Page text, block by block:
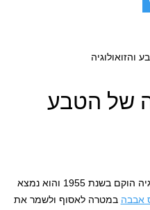
והזואולוגיה
של הטבע
מוזיאון ההיסטוריה של הטבע והזואולוגיה הוקם בשנת 1955 והוא נמצא
אבבה במטרה לאסוף ולשמר את